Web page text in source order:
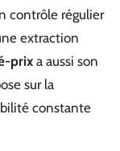
contrôle régulier
extraction
prix a aussi son
sur la
constante